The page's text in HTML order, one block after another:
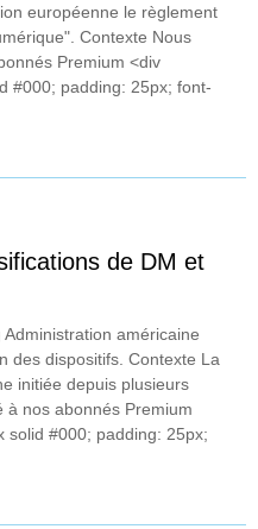
européenne le règlement
Contexte Nous
Premium <div
#000; padding: 25px; font-
de DM et
américaine
des dispositifs. Contexte La
initiée depuis plusieurs
nos abonnés Premium
solid #000; padding: 25px;